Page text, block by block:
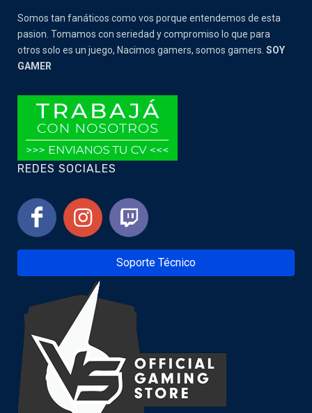
Somos tan fanáticos como vos porque entendemos de esta
pasion. Tomamos con seriedad y compromiso lo que para
otros solo es un juego, Nacimos gamers, somos gamers. SOY
GAMER
REDES SOCIALES
Soporte Técnico